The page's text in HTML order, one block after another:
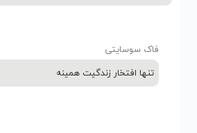
فاک سوسایتی
تنها افتخار زندگیت همینه